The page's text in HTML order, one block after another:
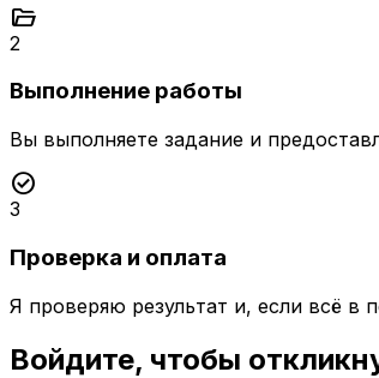
folder_open
2
Выполнение работы
Вы выполняете задание и
check_circle
3
Проверка и оплата
Я проверяю результат и, если всё в
Войдите, чтобы